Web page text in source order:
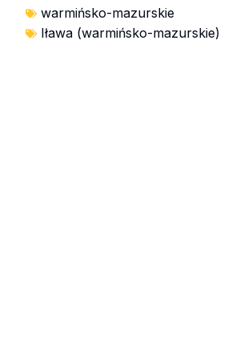
warmińsko-mazurskie
Iława (warmińsko-mazurskie)